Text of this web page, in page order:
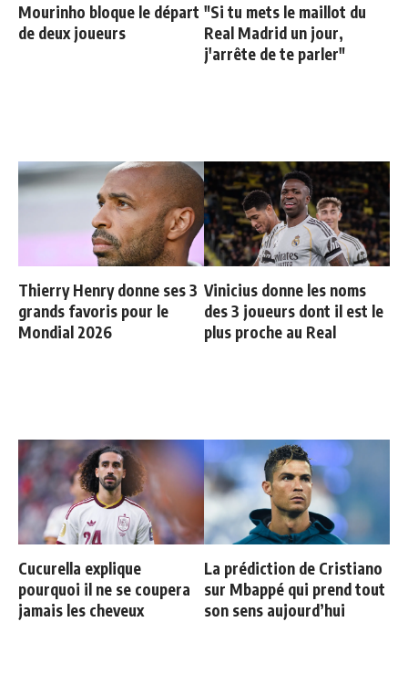
Mourinho bloque le départ
de deux joueurs
"Si tu mets le maillot du
Real Madrid un jour,
j'arrête de te parler"
Thierry Henry donne ses 3
grands favoris pour le
Mondial 2026
Vinicius donne les noms
des 3 joueurs dont il est le
plus proche au Real
Cucurella explique
pourquoi il ne se coupera
jamais les cheveux
La prédiction de Cristiano
sur Mbappé qui prend tout
son sens aujourd’hui